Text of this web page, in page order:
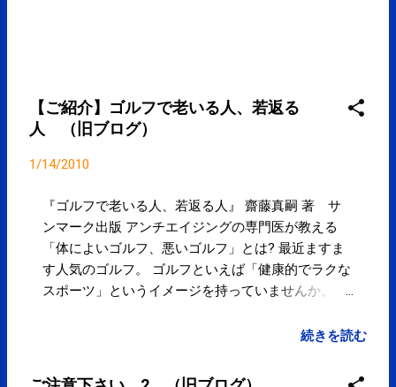
【ご紹介】ゴルフで老いる人、若返る
人 （旧ブログ）
1/14/2010
『ゴルフで老いる人、若返る人』 齋藤真嗣 著 サ
ンマーク出版 アンチエイジングの専門医が教える
「体によいゴルフ、悪いゴルフ」とは? 最近ますま
す人気のゴルフ。 ゴルフといえば「健康的でラクな
スポーツ」というイメージを持っていませんか。 し
「体に悪い、老いるゴルフ」をしている。 こう指摘
ジングの専門医にして、 MRI画像診断クリニックの
続きを読む